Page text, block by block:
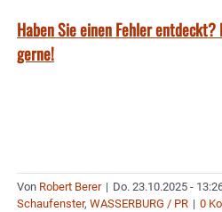
Haben Sie einen Fehler entdeckt?
gerne!
Von Robert Berer | Do. 23.10.2025 -
Schaufenster, WASSERBURG / PR | 0